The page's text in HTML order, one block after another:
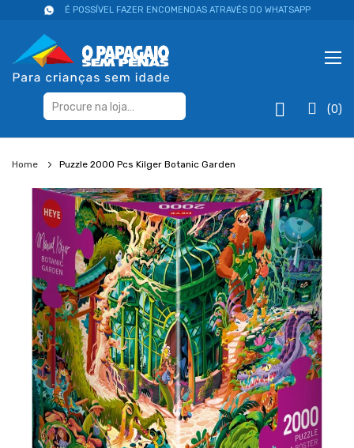
É POSSÍVEL FAZER ENCOMENDAS ATRAVÉS DO WHATSAPP
(0)
Home Puzzle 2000 Pcs Kilger Botanic Garden
galeria
imagens